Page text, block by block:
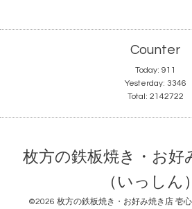
Counter
Today: 911
Yesterday: 3346
Total: 2142722
枚方の鉄板焼き・お好
（いっしん）
©2026 枚方の鉄板焼き・お好み焼き店 壱心